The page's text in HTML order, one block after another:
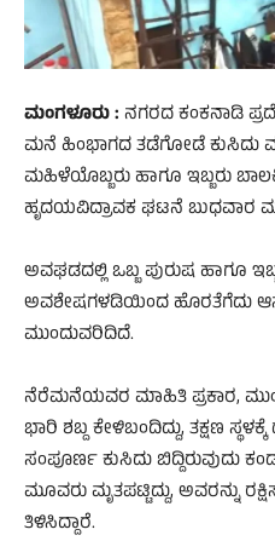
ಮಂಗಳೂರು : ನಗರದ ಕಂಕನಾಡಿ
ಮನೆ ಹಿಂಭಾಗದ ತಡೆಗೋಡೆ ಕುಸಿದು
ಮಹಿಳೆಯೊಬ್ಬರು ಹಾಗೂ ಇಬ್ಬರು
ಹೃದಯವಿದ್ರಾವಕ ಘಟನೆ ಬುಧವಾರ
ಅವಘಡದಲ್ಲಿ ಒಬ್ಬ ಪುರುಷ ಹಾಗೂ
ಅವಶೇಷಗಳಡಿಯಿಂದ ಹೊರತೆಗೆದು
ಮುಂದುವರಿದಿದೆ.
ನೆರೆಮನೆಯವರ ಮಾಹಿತಿ ಪ್ರಕಾರ,
ಭಾರಿ ಶಬ್ದ ಕೇಳಿಬಂದಿದ್ದು, ತಕ್ಷಣ
ಸಂಪೂರ್ಣ ಕುಸಿದು ಬಿದ್ದಿರುವುದು
ಮೂವರು ಮೃತಪಟ್ಟಿದ್ದು, ಅವರನ್ನು
ತಿಳಿಸಿದ್ದಾರೆ.